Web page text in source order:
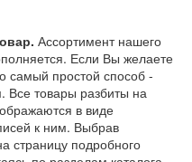
Ассортимент нашего
Если Вы желаете
самый простой способ -
Все товары разбиты на
в виде
к ним. Выбрав
страницу подробного